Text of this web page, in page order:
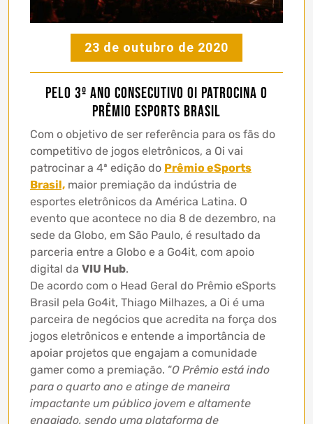
23 de outubro de 2020
Pelo 3º ano consecutivo Oi patrocina o
Prêmio eSports Brasil
Com o objetivo de ser referência para os fãs do
competitivo de jogos eletrônicos, a Oi vai
patrocinar a 4ª edição do Prêmio eSports
Brasil, maior premiação da indústria de
esportes eletrônicos da América Latina. O
evento que acontece no dia 8 de dezembro, na
sede da Globo, em São Paulo, é resultado da
parceria entre a Globo e a Go4it, com apoio
digital da VIU Hub.
De acordo com o Head Geral do Prêmio eSports
Brasil pela Go4it, Thiago Milhazes, a Oi é uma
parceira de negócios que acredita na força dos
jogos eletrônicos e entende a importância de
apoiar projetos que engajam a comunidade
gamer como a premiação. “O Prêmio está indo
para o quarto ano e atinge de maneira
impactante um público jovem e altamente
engajado, sendo uma plataforma de